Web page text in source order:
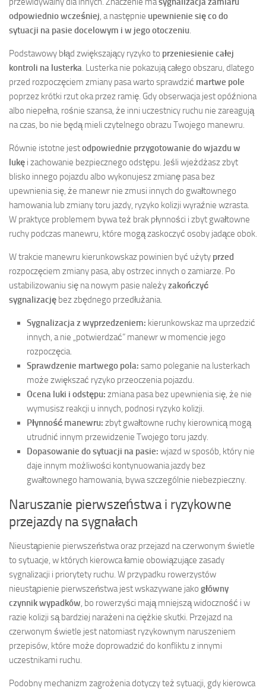
odpowiednio wcześniej , a następnie upewnienie się co do
sytuacji na pasie docelowym i w jego otoczeniu
Podstawowy błąd zwiększający ryzyko to przeniesienie całej
kontroli na lusterka . Lusterka nie pokazują całego obszaru, dlatego
przed rozpoczęciem zmiany pasa warto sprawdzić martwe pole
poprzez krótki rzut oka przez ramię. Gdy obserwacja jest opóźniona
albo niepełna, rośnie szansa, że inni uczestnicy ruchu nie zareagują
na czas, bo nie będą mieli czytelnego obrazu Twojego manewru.
Równie istotne jestodpowiednie przygotowanie do wjazdu w
lukę i zachowanie bezpiecznego odstępu. Jeśli wjeżdżasz zbyt
blisko innego pojazdu albo wykonujesz zmianę pasa bez
upewnienia się, że manewr nie zmusi innych do gwałtownego
hamowania lub zmiany toru jazdy, ryzyko kolizji wyraźnie wzrasta.
W praktyce problemem bywa też brak płynności i zbyt gwałtowne
ruchy podczas manewru, które mogą zaskoczyć osoby jadące obok.
W trakcie manewru kierunkowskaz powinien być użyty przed
rozpoczęciem zmiany pasa, aby ostrzec innych o zamiarze. Po
ustabilizowaniu się na nowym pasie należyzakończyć
sygnalizację bez zbędnego przedłużania.
Sygnalizacja z wyprzedzeniem: kierunkowskaz ma uprzedzić
innych, a nie „potwierdzać” manewr w momencie jego
rozpoczęcia.
Sprawdzenie martwego pola: samo poleganie na lusterkach
może zwiększać ryzyko przeoczenia pojazdu.
Ocena luki i odstępu: zmiana pasa bez upewnienia się, że nie
wymusisz reakcji u innych, podnosi ryzyko kolizji.
Płynność manewru: zbyt gwałtowne ruchy kierownicą mogą
utrudnić innym przewidzenie Twojego toru jazdy.
Dopasowanie do sytuacji na pasie: wjazd w sposób, który nie
daje innym możliwości kontynuowania jazdy bez
gwałtownego hamowania, bywa szczególnie niebezpieczny.
Naruszanie pierwszeństwa i ryzykowne
przejazdy na sygnałach
Nieustąpienie pierwszeństwa oraz przejazd na czerwonym świetle
to sytuacje, w których kierowca łamie obowiązujące zasady
sygnalizacji i priorytety ruchu. W przypadku rowerzystów
nieustąpienie pierwszeństwa jest wskazywane jako główny
czynnik wypadków , bo rowerzyści mają mniejszą widoczność i w
razie kolizji są bardziej narażeni na ciężkie skutki. Przejazd na
czerwonym świetle jest natomiast ryzykownym naruszeniem
przepisów, które może doprowadzić do konfliktu z innymi
uczestnikami ruchu.
Podobny mechanizm zagrożenia dotyczy też sytuacji, gdy kierowca